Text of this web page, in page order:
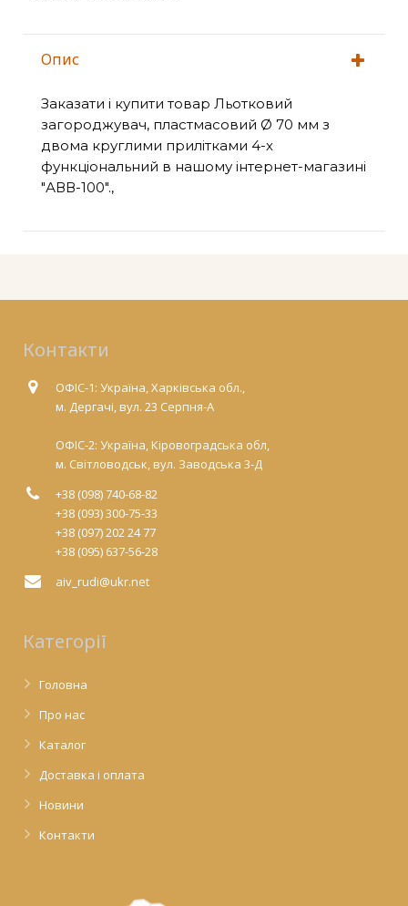
Опис
Заказати і купити товар Льотковий
загороджувач, пластмасовий Ø 70 мм з
двома круглими прилітками 4-х
функціональний в нашому інтернет-магазині
"АВВ-100".,
Контакти
ОФІС-1: Україна, Харківська обл.,
м. Дергачі, вул. 23 Серпня-А
ОФІС-2: Україна, Кіровоградська обл,
м. Світловодськ, вул. Заводська 3-Д
+38 (098) 740-68-82
+38 (093) 300-75-33
+38 (097) 202 24 77
+38 (095) 637-56-28
aiv_rudi@ukr.net
Категорії
Головна
Про нас
Каталог
Доставка і оплата
Новини
Контакти